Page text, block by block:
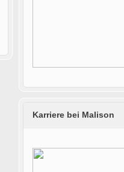
Karriere bei Malison